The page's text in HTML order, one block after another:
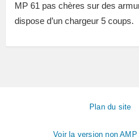
MP 61 pas chères sur des
dispose d’un chargeur 5 coups.
Plan du site
Voir la version non AMP